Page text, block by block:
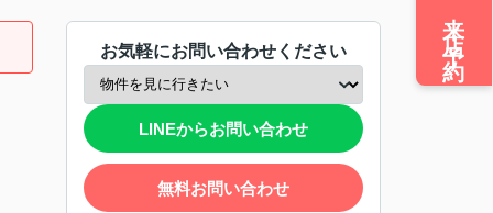
お気軽にお問い合わせください
LINEからお問い合わせ
無料お問い合わせ
来店予約